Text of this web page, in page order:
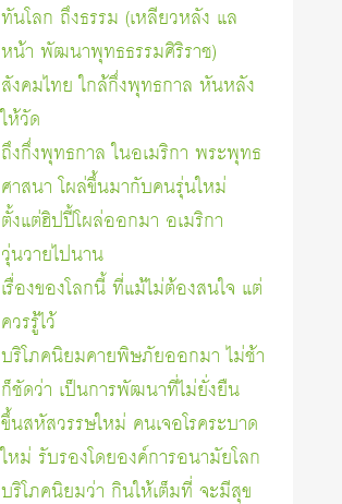
ทันโลก ถึงธรรม (เหลียวหลัง แล
หน้า พัฒนาพุทธธรรมศิริราช)
สังคมไทย ใกล้กึ่งพุทธกาล หันหลัง
ให้วัด
ถึงกึ่งพุทธกาล ในอเมริกา พระพุทธ
ศาสนา โผล่ขึ้นมากับคนรุ่นใหม่
ตั้งแต่ฮิปปี้โผล่ออกมา อเมริกา
วุ่นวายไปนาน
เรื่องของโลกนี้ ที่แม้ไม่ต้องสนใจ แต่
ควรรู้ไว้
บริโภคนิยมคายพิษภัยออกมา ไม่ช้า
ก็ชัดว่า เป็นการพัฒนาที่ไม่ยั่งยืน
ขึ้นสหัสวรรษใหม่ คนเจอโรคระบาด
ใหม่ รับรองโดยองค์การอนามัยโลก
บริโภคนิยมว่า กินให้เต็มที่ จะมีสุข